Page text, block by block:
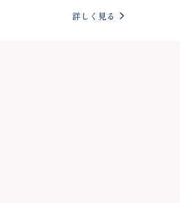
詳しく見る